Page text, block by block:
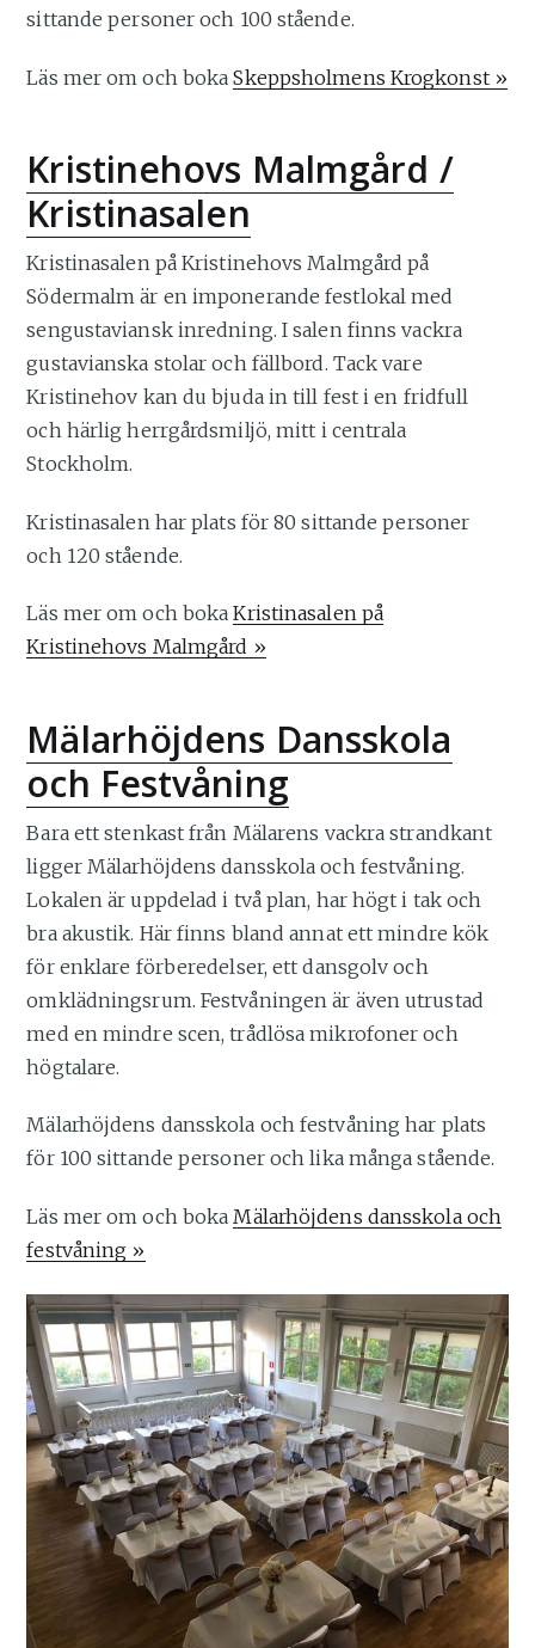
sittande personer och 100 stående.
Läs mer om och bokaSkeppsholmens Krogkonst »
Kristinehovs Malmgård /
Kristinasalen
Kristinasalen på Kristinehovs Malmgård på
Södermalm är en imponerande festlokal med
sengustaviansk inredning. I salen finns vackra
gustavianska stolar och fällbord. Tack vare
Kristinehov kan du bjuda in till fest i en fridfull
och härlig herrgårdsmiljö, mitt i centrala
Stockholm.
Kristinasalen har plats för 80 sittande personer
och 120 stående.
Läs mer om och bokaKristinasalen på
Kristinehovs Malmgård »
Mälarhöjdens Dansskola
och Festvåning
Bara ett stenkast från Mälarens vackra strandkant
ligger Mälarhöjdens dansskola och festvåning.
Lokalen är uppdelad i två plan, har högt i tak och
bra akustik. Här finns bland annat ett mindre kök
för enklare förberedelser, ett dansgolv och
omklädningsrum. Festvåningen är även utrustad
med en mindre scen, trådlösa mikrofoner och
högtalare.
Mälarhöjdens dansskola och festvåning har plats
för 100 sittande personer och lika många stående.
Läs mer om och boka Mälarhöjdens dansskola och
festvåning »